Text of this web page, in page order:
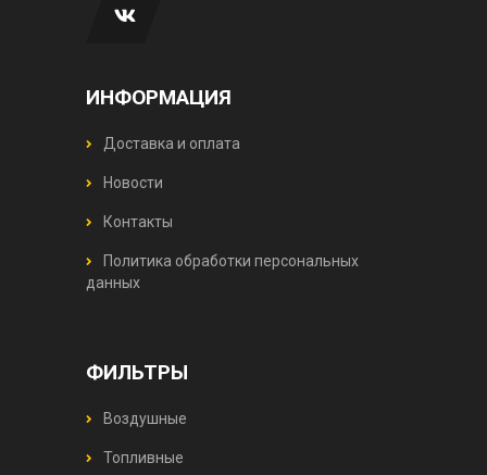
ИНФОРМАЦИЯ
Доставка и оплата
Новости
Контакты
Политика обработки персональных
данных
ФИЛЬТРЫ
Воздушные
Топливные